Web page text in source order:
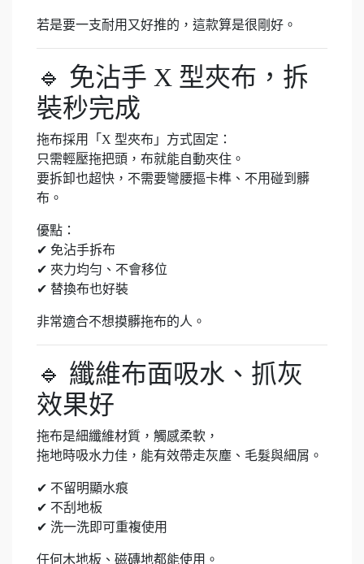
若是要一支耐用又好推的，這款算是很剛好。
🔹 免沾手 X 型夾布，拆
裝秒完成
拖布採用「X 型夾布」方式固定：
只需輕壓拖把頭，布就能自動夾住。
要拆卸也超快，不需要彎腰摳卡榫、不用碰到髒
布。
優點：
✔ 免沾手拆布
✔ 夾力均勻、不會移位
✔ 替換布也好裝
非常適合不想摸髒拖布的人。
🔹 纖維布面吸水、抓灰
效果好
拖布是細纖維材質，觸感柔軟，
拖地時吸水力佳，能有效帶走灰塵、毛髮與細屑。
✔ 不留明顯水痕
✔ 不刮地板
✔ 洗一洗即可重複使用
任何木地板、磁磚地都能使用。